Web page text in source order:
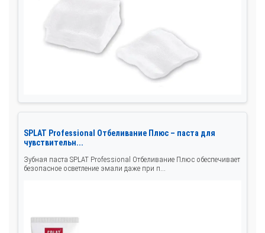
SPLAT Professional Отбеливание Плюс – паста для
чувствительн...
Зубная паста SPLAT Professional Отбеливание Плюс обеспечивает
безопасное осветление эмали даже при п...